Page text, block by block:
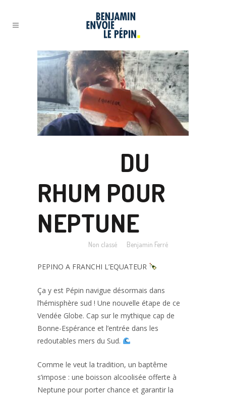
DU
RHUM POUR
NEPTUNE
Non classé Benjamin Ferré
PEPINO A FRANCHI L’EQUATEUR
Ça y est Pépin navigue désormais dans
l’hémisphère sud ! Une nouvelle étape de ce
Vendée Globe. Cap sur le mythique cap de
Bonne-Espérance et l’entrée dans les
redoutables mers du Sud.
Comme le veut la tradition, un baptême
s’impose : une boisson alcoolisée offerte à
Neptune pour porter chance et garantir la